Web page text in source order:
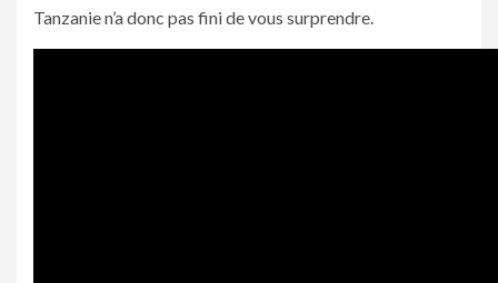
Tanzanie n’a donc pas fini de vous surprendre.